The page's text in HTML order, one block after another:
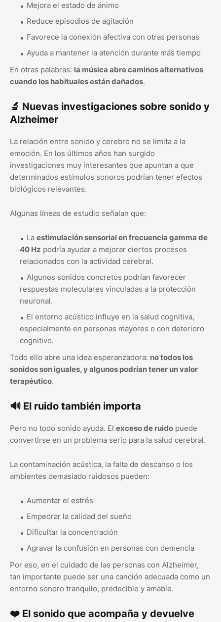
Mejora el estado de ánimo
Reduce episodios de agitación
Favorece la conexión afectiva con otras personas
Ayuda a mantener la atención durante más tiempo
En otras palabras: la música abre caminos alternativos
cuando los habituales están dañados.
🔬 Nuevas investigaciones sobre sonido y
Alzheimer
La relación entre sonido y cerebro no se limita a la
emoción. En los últimos años han surgido
investigaciones muy interesantes que apuntan a que
determinados estímulos sonoros podrían tener efectos
biológicos relevantes.
Algunas líneas de estudio señalan que:
La estimulación sensorial en frecuencia gamma de
40 Hz podría ayudar a mejorar ciertos procesos
relacionados con la actividad cerebral.
Algunos sonidos concretos podrían favorecer
respuestas moleculares vinculadas a la protección
neuronal.
El entorno acústico influye en la salud cognitiva,
especialmente en personas mayores o con deterioro
cognitivo.
Todo ello abre una idea esperanzadora: no todos los
sonidos son iguales, y algunos podrían tener un valor
terapéutico.
🔊 El ruido también importa
Pero no todo sonido ayuda. El exceso de ruido puede
convertirse en un problema serio para la salud cerebral.
La contaminación acústica, la falta de descanso o los
ambientes demasiado ruidosos pueden:
Aumentar el estrés
Empeorar la calidad del sueño
Dificultar la concentración
Agravar la confusión en personas con demencia
Por eso, en el cuidado de las personas con Alzheimer,
tan importante puede ser una canción adecuada como un
entorno sonoro tranquilo, predecible y amable.
❤️ El sonido que acompaña y devuelve